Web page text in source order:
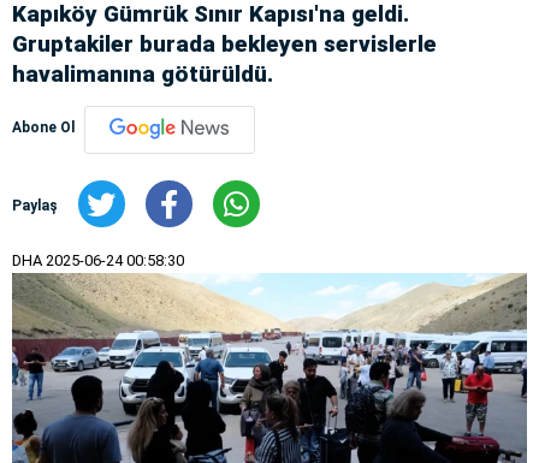
Kapıköy Gümrük Sınır Kapısı'na geldi.
Gruptakiler burada bekleyen servislerle
havalimanına götürüldü.
Abone Ol
Paylaş
DHA 2025-06-24 00:58:30